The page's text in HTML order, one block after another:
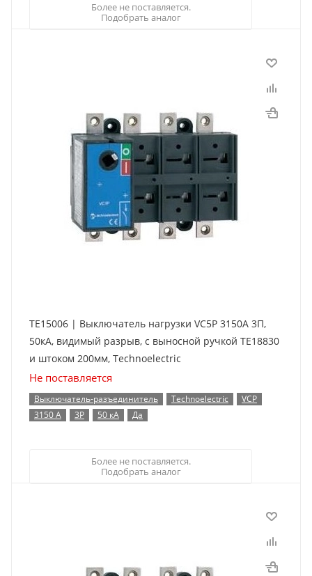
Более не поставляется.
Подобрать аналог
TE15006 | Выключатель нагрузки VC5P 3150А 3П,
50кА, видимый разрыв, с выносной ручкой TE18830
и штоком 200мм, Technoelectric
Не поставляется
Выключатель-разъединитель Technoelectric
VCP
3150 А
3P 50 кА Да
Более не поставляется.
Подобрать аналог